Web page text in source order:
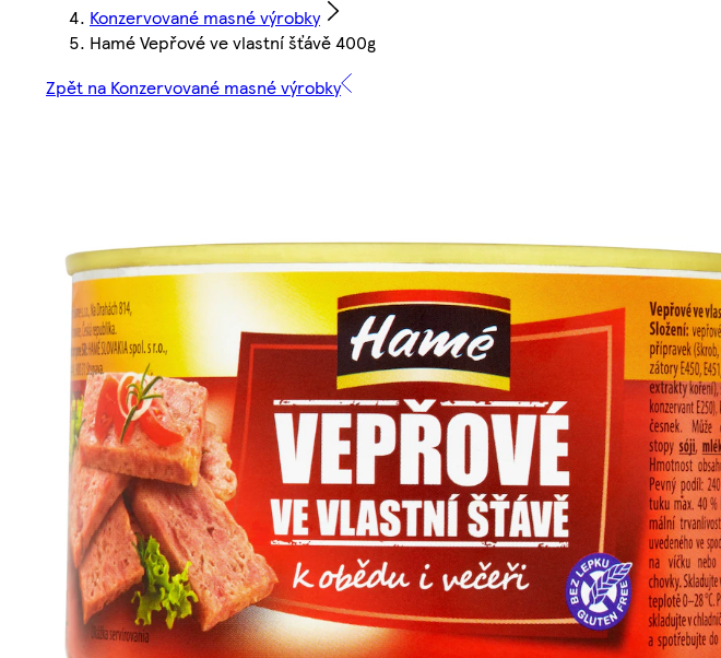
Konzervované masné výrobky
Hamé Vepřové ve vlastní šťávě 400g
Zpět na Konzervované masné výrobky